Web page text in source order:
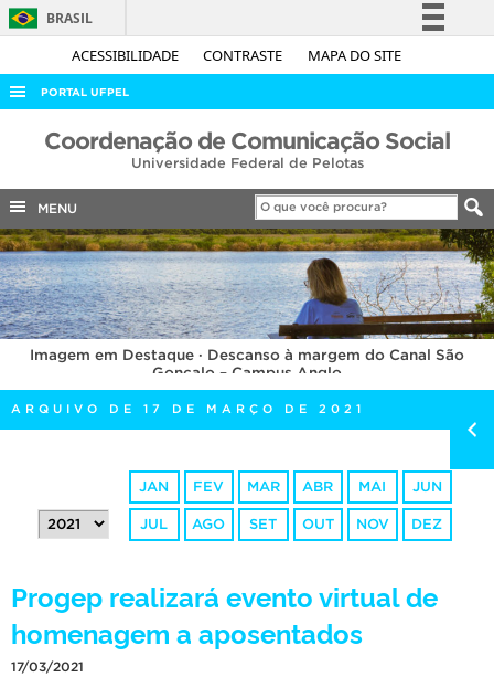
ACESSIBILIDADE CONTRASTE MAPA DO SITE
BRASIL
Simplifique!
Acesso à informação
Legislação
Canais
PORTAL UFPEL
ACESSO À INFORMAÇÃO
COBALTO
CONCURSOS
EDITAIS
INTERNACIONAL
OUVIDORIA
PORTARIAS
TELEFONES
Coordenação de Comunicação Social
Universidade Federal de Pelotas
MENU
Imagem em Destaque · Descanso à margem do Canal São
Gonçalo – Campus Anglo
ARQUIVO DE 17 DE MARÇO DE 2021
JAN FEV MAR ABR MAI JUN
JUL AGO SET OUT NOV DEZ
Progep realizará evento virtual de
homenagem a aposentados
17/03/2021